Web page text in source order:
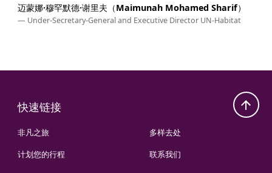
迈蒙娜·穆罕默德·谢里夫（Maimunah Mohamed Sharif）
— Under-Secretary-General and Executive Director UN-Habitat
快速链接
非凡之旅
计划您的行程
多样去处
联系我们